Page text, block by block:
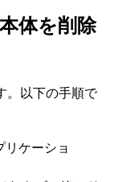
体を削除
。以下の手順で
ケーショ